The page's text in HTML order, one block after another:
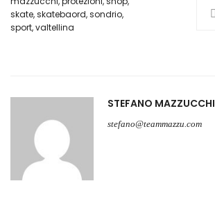
skate,skatebaord,sondrio,
sport,valtellina
STEFANO MAZZUCCHI
stefano@teammazzu.com